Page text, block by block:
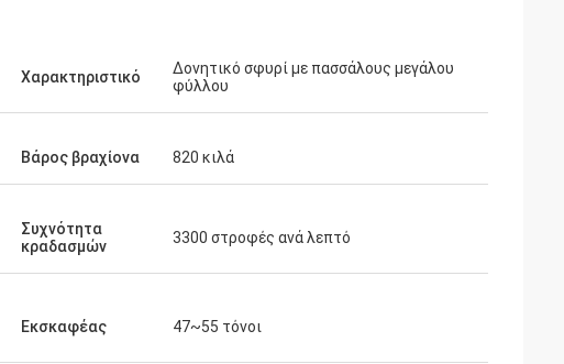
Χαρακτηριστικό
Δονητικό σφυρί με πασσάλους μεγάλου
φύλλου
Βάρος βραχίονα 820 κιλά
Συχνότητα
κραδασμών
3300 στροφές ανά λεπτό
Εκσκαφέας 47~55 τόνοι